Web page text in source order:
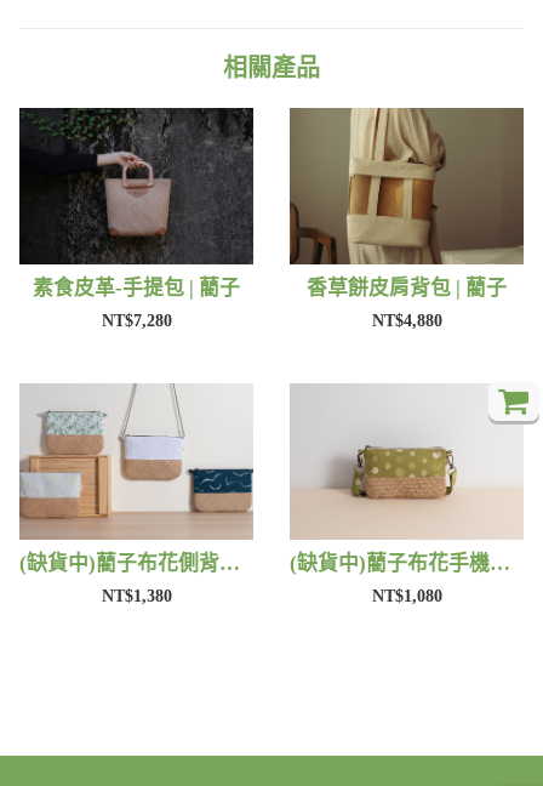
相關產品
素食皮革-手提包 | 藺子
NT$7,280
香草餅皮肩背包 | 藺子
NT$4,880
(缺貨中)藺子布花側背包 | 藺子
NT$1,380
(缺貨中)藺子布花手機包 | 藺子
NT$1,080